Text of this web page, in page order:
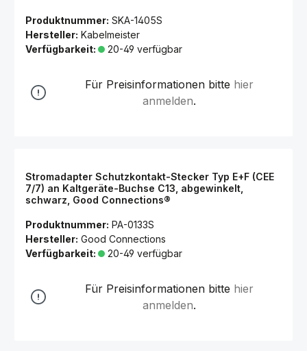
Produktnummer: SKA-1405S
Hersteller: Kabelmeister
Verfügbarkeit:
20-49 verfügbar
Für Preisinformationen bitte hier
anmelden.
Stromadapter Schutzkontakt-Stecker Typ E+F (CEE
7/7) an Kaltgeräte-Buchse C13, abgewinkelt,
schwarz, Good Connections®
Produktnummer: PA-0133S
Hersteller: Good Connections
Verfügbarkeit:
20-49 verfügbar
Für Preisinformationen bitte hier
anmelden.